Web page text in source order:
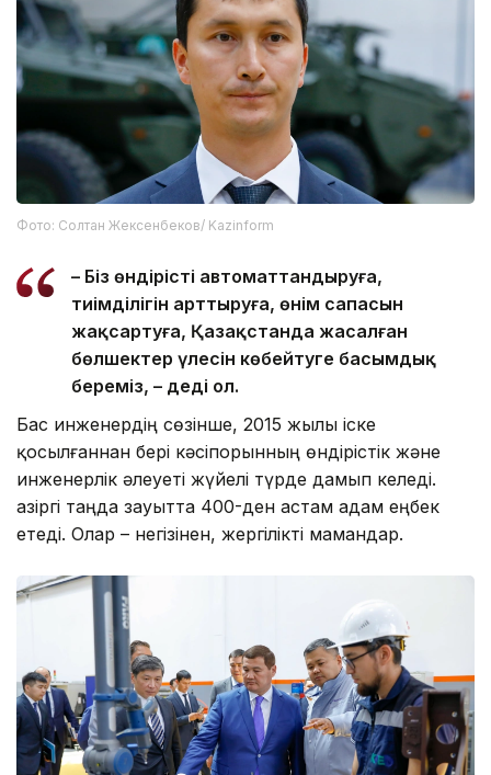
Фото: Солтан Жексенбеков/ Kazinform
– Біз өндірісті автоматтандыруға,
тиімділігін арттыруға, өнім сапасын
жақсартуға, Қазақстанда жасалған
бөлшектер үлесін көбейтуге басымдық
береміз, – деді ол.
Бас инженердің сөзінше, 2015 жылы іске
қосылғаннан бері кәсіпорынның өндірістік және
инженерлік әлеуеті жүйелі түрде дамып келеді.
Қазіргі таңда зауытта 400-ден астам адам еңбек
етеді. Олар – негізінен, жергілікті мамандар.